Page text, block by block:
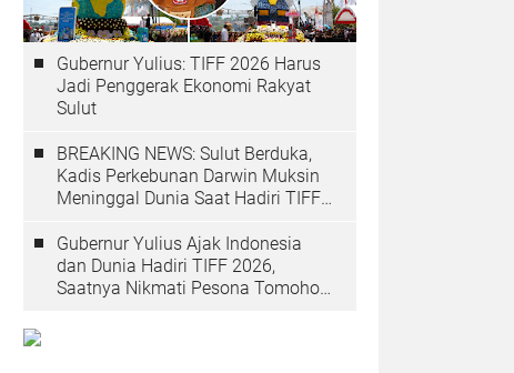
Gubernur Yulius: TIFF 2026 Harus
Jadi Penggerak Ekonomi Rakyat
Sulut
BREAKING NEWS: Sulut Berduka,
Kadis Perkebunan Darwin Muksin
Meninggal Dunia Saat Hadiri TIFF
Gubernur Yulius Ajak Indonesia
dan Dunia Hadiri TIFF 2026,
Saatnya Nikmati Pesona Tomohon